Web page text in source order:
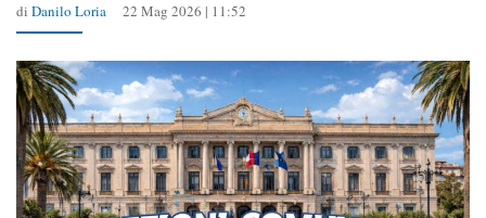
di Danilo Loria 22 Mag 2026 | 11:52